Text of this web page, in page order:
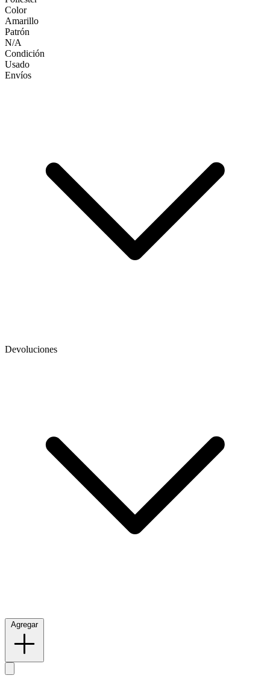
Color
Amarillo
Patrón
N/A
Condición
Usado
Envíos
Devoluciones
Agregar